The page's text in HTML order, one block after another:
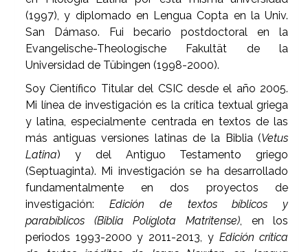
(1997), y diplomado en Lengua Copta en la Univ.
San Dámaso. Fui becario postdoctoral en la
Evangelische-Theologische Fakultät de la
Universidad de Tübingen (1998-2000).
Soy Científico Titular del CSIC desde el año 2005.
Mi línea de investigación es la crítica textual griega
y latina, especialmente centrada en textos de las
más antiguas versiones latinas de la Biblia (Vetus
Latina) y del Antiguo Testamento griego
(Septuaginta). Mi investigación se ha desarrollado
fundamentalmente en dos proyectos de
investigación: Edición de textos bíblicos y
parabíblicos (Biblia Políglota Matritense), en los
periodos 1993-2000 y 2011-2013, y Edición crítica